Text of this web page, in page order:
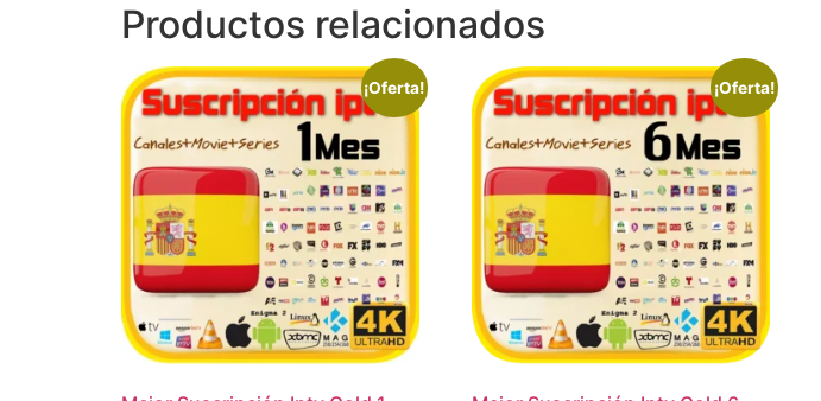
Productos relacionados
¡Oferta! ¡Oferta!